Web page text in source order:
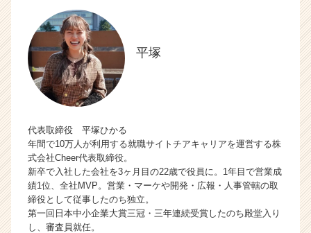
平塚
代表取締役 平塚ひかる
年間で10万人が利用する就職サイトチアキャリアを運営する株
式会社Cheer代表取締役。
新卒で入社した会社を3ヶ月目の22歳で役員に。1年目で営業成
績1位、全社MVP。営業・マーケや開発・広報・人事管轄の取
締役として従事したのち独立。
第一回日本中小企業大賞三冠・三年連続受賞したのち殿堂入り
し、審査員就任。